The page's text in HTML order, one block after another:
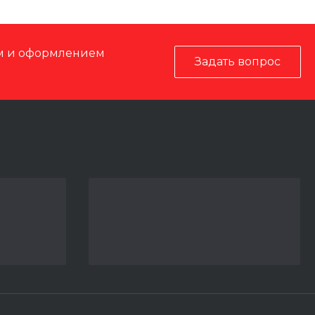
и оформлением
Задать вопрос